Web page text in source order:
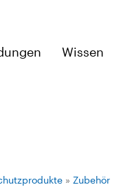
Wissen
» Zubehör